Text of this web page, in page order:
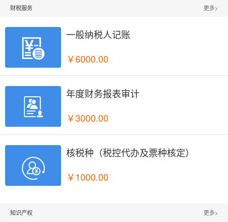
财税服务 更多>

一般纳税人记账
￥6000.00

年度财务报表审计
￥3000.00

核税种（税控代办及票种核定）
￥1000.00
知识产权 更多>